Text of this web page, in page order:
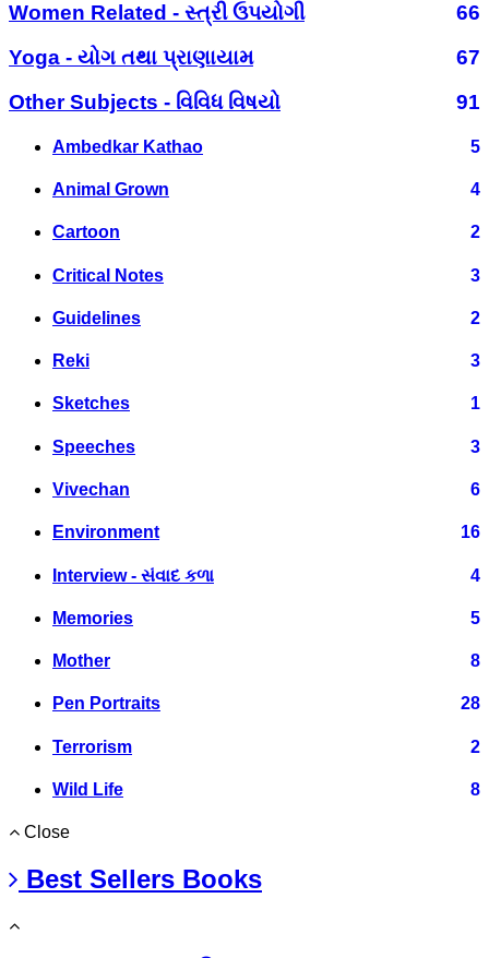
Women Related - સ્ત્રી ઉપયોગી
66
Yoga - યોગ તથા પ્રાણાયામ
67
Other Subjects - વિવિધ વિષયો
91
Ambedkar Kathao 5
Animal Grown 4
Cartoon 2
Critical Notes 3
Guidelines 2
Reki 3
Sketches 1
Speeches 3
Vivechan 6
Environment 16
Interview - સંવાદ કળા 4
Memories 5
Mother 8
Pen Portraits 28
Terrorism 2
Wild Life 8
Close
Best Sellers Books